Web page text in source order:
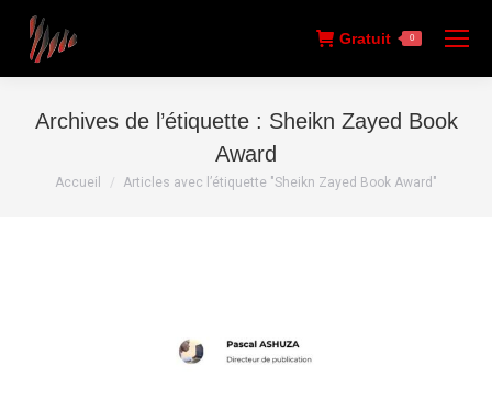
Gratuit 0
Archives de l’étiquette : Sheikn Zayed Book
Award
Vous êtes ici :
Accueil Articles avec l’étiquette "Sheikn Zayed Book Award"